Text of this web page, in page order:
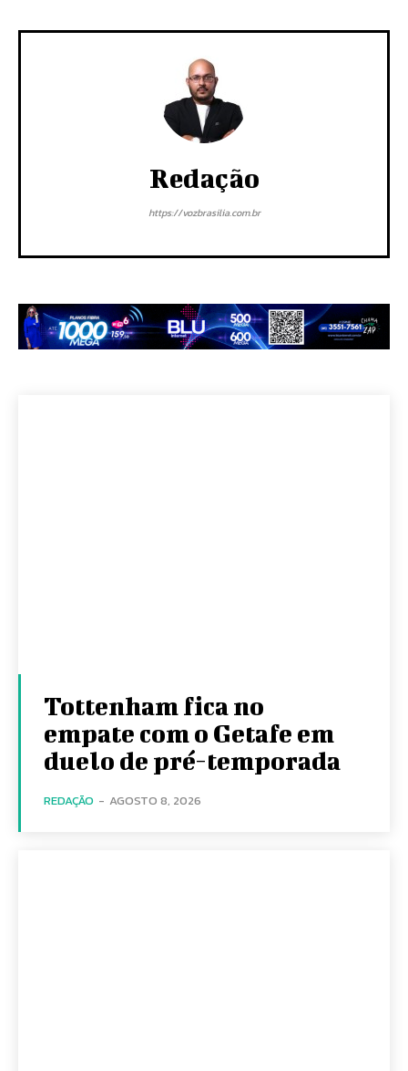
Redação
https://vozbrasilia.com.br
Tottenham fica no
empate com o Getafe em
duelo de pré-temporada
REDAÇÃO - AGOSTO 8, 2026